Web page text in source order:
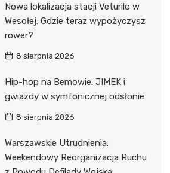
Nowa lokalizacja stacji Veturilo w
Wesołej: Gdzie teraz wypożyczysz
rower?
8 sierpnia 2026
Hip-hop na Bemowie: JIMEK i
gwiazdy w symfonicznej odsłonie
8 sierpnia 2026
Warszawskie Utrudnienia:
Weekendowy Reorganizacja Ruchu